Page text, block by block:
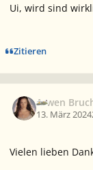
Ui, wird sind
Zitieren
Arwen
13. März 2024
Vielen lieben